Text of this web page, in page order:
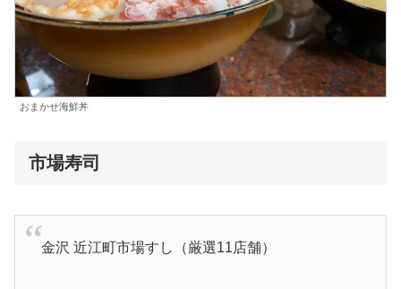
おまかせ海鮮丼
市場寿司
金沢 近江町市場すし（厳選11店舗）